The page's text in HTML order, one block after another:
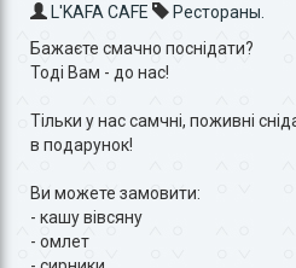
L'KAFA CAFE
Рестораны.
Бажаєте смачно поснідати?
Тоді Вам - до нас!
Тільки у нас самчні, поживні
в подарунок!
Ви можете замовити:
- кашу вівсяну
- омлет